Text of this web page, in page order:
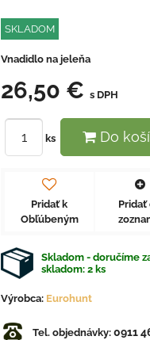
SKLADOM
Vnadidlo na jeleňa
26,50 € s DPH
ks Do
Pridať k
Obľúbeným
Pridať
Skladom - doručíme
skladom: 2 ks
Výrobca: Eurohunt
Tel. objednávky: 0911